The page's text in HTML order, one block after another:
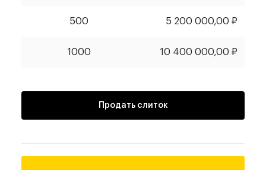
500 5 200 000,00 ₽
1000 10 400 000,00 ₽
Продать слиток